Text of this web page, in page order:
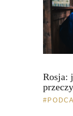
Rosja: